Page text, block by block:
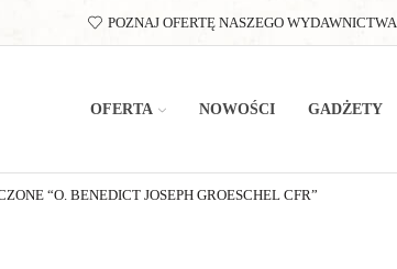
POZNAJ OFERTĘ NASZEGO WYDAWNICTWA
OFERTA NOWOŚCI GADŻETY
“O. BENEDICT JOSEPH GROESCHEL CFR”